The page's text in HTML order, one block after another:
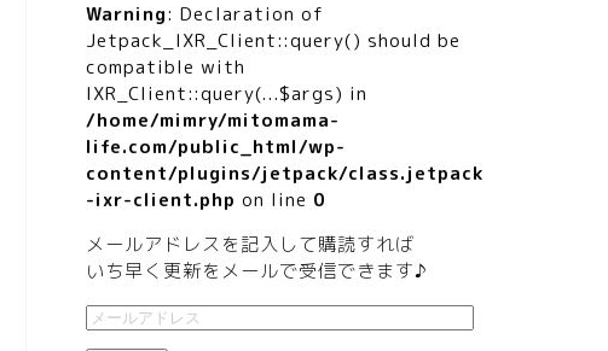
Warning: Declaration of
Jetpack_IXR_Client::query() should be
compatible with
IXR_Client::query(...$args) in
/home/mimry/mitomama-
life.com/public_html/wp-
content/plugins/jetpack/class.jetpack
-ixr-client.php on line 0
メールアドレスを記入して購読すれば
いち早く更新をメールで受信できます♪